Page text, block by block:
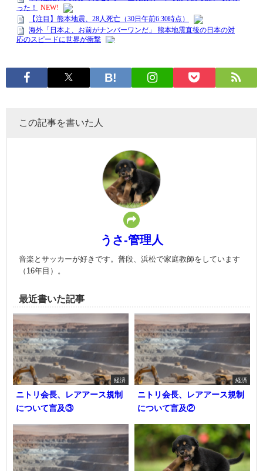
この記事を書いた人
うさ-管理人
音楽とサッカーが好きです。普段、浜松で家庭教師をしています
（16年目）。
最近書いた記事
経済
ニトリ会長、レアアース規制
について言及③
経済
ニトリ会長、レアアース規制
について言及②